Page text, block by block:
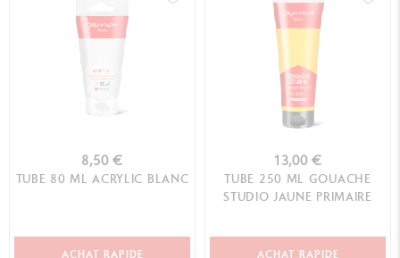
8,50 €
TUBE 80 ML ACRYLIC BLANC
ACHAT RAPIDE
13,00 €
TUBE 250 ML GOUACHE
STUDIO JAUNE PRIMAIRE
ACHAT RAPIDE